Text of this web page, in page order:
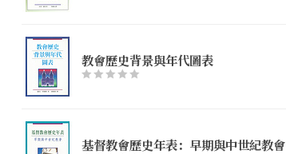
教會歷史背景與年代圖表
基督教會歷史年表：早期與中世紀教會